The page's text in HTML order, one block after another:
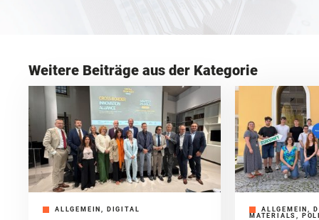
Weitere Beiträge aus der Kategorie
ALLGEMEIN, DIGITAL
ALLGEMEIN,
MATERIALS,